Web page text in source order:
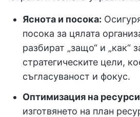
Яснота и посока:
посока за цялата
разбират „защо“ и „как“
стратегическите цели,
съгласуваност и фокус.
Оптимизация на
изготвянето на план